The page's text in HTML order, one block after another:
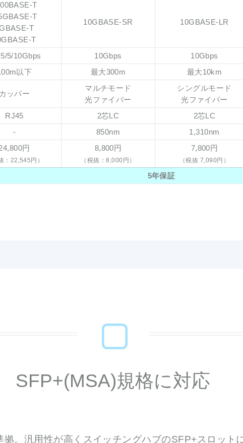
T
T
T
T
10GBASE-SR 10GBASE-LR
5/10Gbps 10Gbps 10Gbps
以下
最大300m 最大10km
ッパー
マルチモード
光ファイバー
シングルモード
光ファイバー
RJ45
2芯LC 2芯LC
-
850nm 1,310nm
円
：22,545円）
8,800円
（税抜：8,000円）
7,800円
（税抜 7,090円）
5年保証
SFP+(MSA)規格に対応
。汎用性が高くスイッチングハブのSFP+スロット